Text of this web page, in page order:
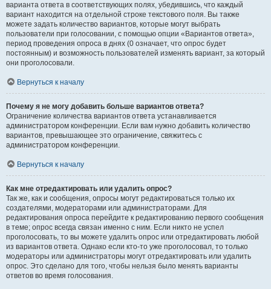
варианта ответа в соответствующих полях, убедившись, что каждый
вариант находится на отдельной строке текстового поля. Вы также
можете задать количество вариантов, которые могут выбрать
пользователи при голосовании, с помощью опции «Вариантов ответа»,
период проведения опроса в днях (0 означает, что опрос будет
постоянным) и возможность пользователей изменять вариант, за который
они проголосовали.
Вернуться к началу
Почему я не могу добавить больше вариантов ответа?
Ограничение количества вариантов ответа устанавливается
администратором конференции. Если вам нужно добавить количество
вариантов, превышающее это ограничение, свяжитесь с
администратором конференции.
Вернуться к началу
Как мне отредактировать или удалить опрос?
Так же, как и сообщения, опросы могут редактироваться только их
создателями, модераторами или администраторами. Для
редактирования опроса перейдите к редактированию первого сообщения
в теме; опрос всегда связан именно с ним. Если никто не успел
проголосовать, то вы можете удалить опрос или отредактировать любой
из вариантов ответа. Однако если кто-то уже проголосовал, то только
модераторы или администраторы могут отредактировать или удалить
опрос. Это сделано для того, чтобы нельзя было менять варианты
ответов во время голосования.